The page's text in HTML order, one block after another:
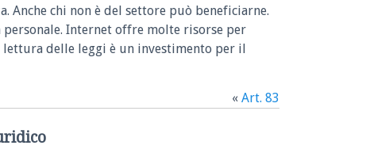
Anche chi non è del settore può beneficiarne.
personale. Internet offre molte risorse per
delle leggi è un investimento per il
« Art. 83